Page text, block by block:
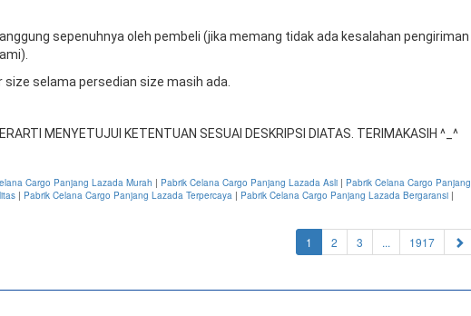
sepenuhnya oleh pembeli (jika memang tidak ada kesalahan pengiriman
size selama persedian size masih ada.
MENYETUJUI KETENTUAN SESUAI DESKRIPSI DIATAS. TERIMAKASIH ^_^
Cargo Panjang Lazada Murah | Pabrik Celana Cargo Panjang Lazada Asli | Pabrik Celana Cargo Panjang
| Pabrik Celana Cargo Panjang Lazada Terpercaya | Pabrik Celana Cargo Panjang Lazada Bergaransi |
1 (current)
2 3 ... 1917